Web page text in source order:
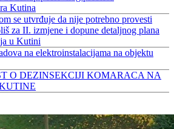
Kutina
se utvrđuje da nije potrebno provesti
za II. izmjene i dopune detaljnog plana
u Kutini
na elektroinstalacijama na objektu
O DEZINSEKCIJI KOMARACA NA